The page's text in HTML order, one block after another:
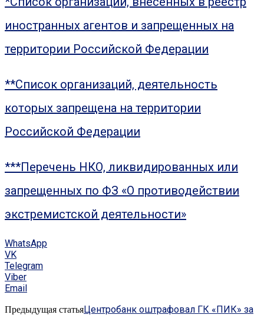
иностранных агентов и запрещенных на
территории Российской Федерации
**Список организаций, деятельность
которых запрещена на территории
Российской Федерации
***Перечень НКО, ликвидированных или
запрещенных по ФЗ «О противодействии
экстремистской деятельности»
WhatsApp
VK
Telegram
Viber
Email
Предыдущая статьяЦентробанк оштрафовал ГК «ПИК» за